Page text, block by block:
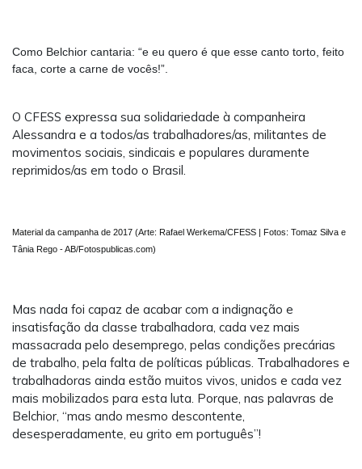
Como Belchior cantaria: “e eu quero é que esse canto torto, feito
faca, corte a carne de vocês!”.
O CFESS expressa sua solidariedade à companheira
Alessandra e a todos/as trabalhadores/as, militantes de
movimentos sociais, sindicais e populares duramente
reprimidos/as em todo o Brasil.
Material da campanha de 2017 (Arte: Rafael Werkema/CFESS | Fotos: Tomaz Silva e
Tânia Rego - AB/Fotospublicas.com)
Mas nada foi capaz de acabar com a indignação e
insatisfação da classe trabalhadora, cada vez mais
massacrada pelo desemprego, pelas condições precárias
de trabalho, pela falta de políticas públicas. Trabalhadores e
trabalhadoras ainda estão muitos vivos, unidos e cada vez
mais mobilizados para esta luta. Porque, nas palavras de
Belchior, “mas ando mesmo descontente,
desesperadamente, eu grito em português”!